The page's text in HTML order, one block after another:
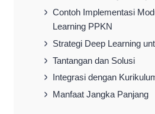
Contoh Implementasi
Learning PPKN
Strategi Deep Learning
Tantangan dan Solusi
Integrasi dengan
Manfaat Jangka Panjang